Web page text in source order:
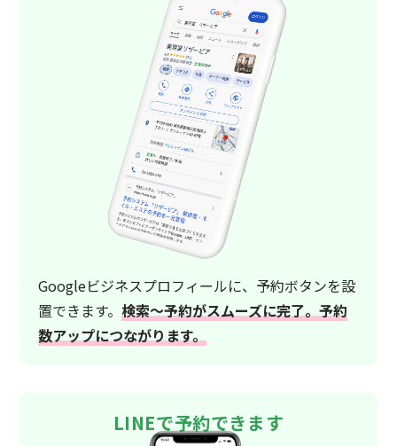
Googleビジネスプロフィールに、予約ボタンを設
置できます。 検索〜予約がスムーズに完了。予約
数アップにつながります。
LINEで予約できます